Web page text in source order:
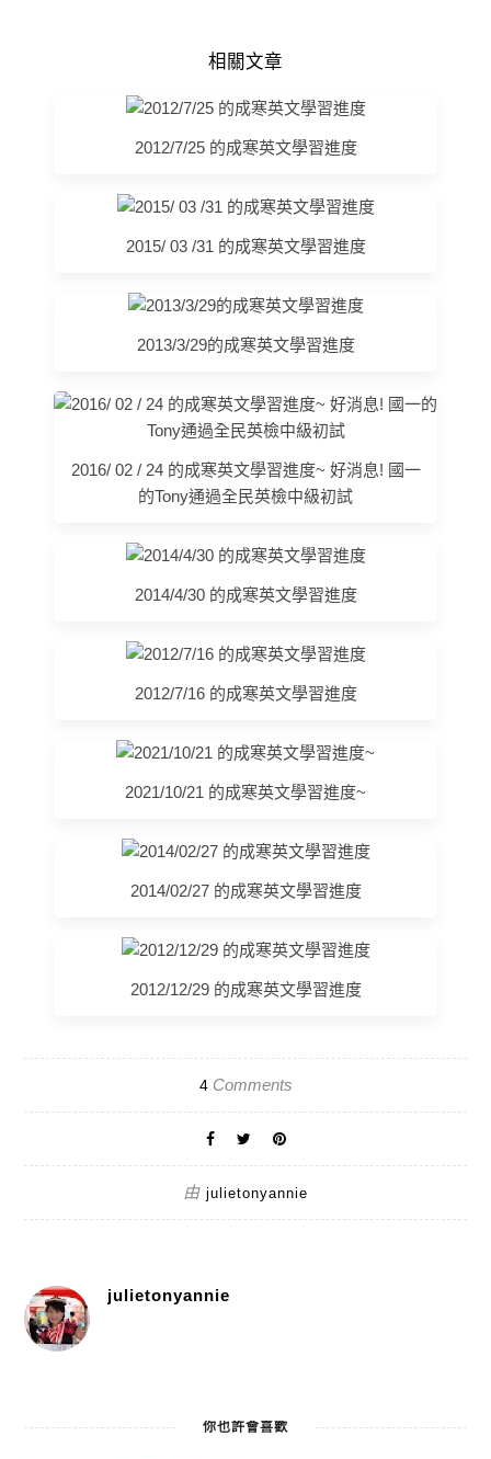
相關文章
2012/7/25 的成寒英文學習進度
2015/ 03 /31 的成寒英文學習進度
2013/3/29的成寒英文學習進度
2016/ 02 / 24 的成寒英文學習進度~ 好消息! 國一
的Tony通過全民英檢中級初試
2014/4/30 的成寒英文學習進度
2012/7/16 的成寒英文學習進度
2021/10/21 的成寒英文學習進度~
2014/02/27 的成寒英文學習進度
2012/12/29 的成寒英文學習進度
4Comments
由 julietonyannie
julietonyannie
你也許會喜歡